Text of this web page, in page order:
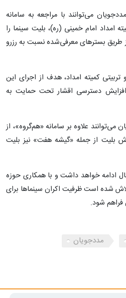
می‌توانند با مراجعه به سامانه
امداد امام خمینی (ره)، بلیت سینما را
طریق بسترهای معرفی‌شده نسبت به رزرو
کمیته امداد، هدف از اجرای این
دسترسی اقشار تحت حمایت به
علاوه بر سامانه «هم‌گروه»، از
بلیت از جمله «گیشه هفت» نیز بلیت
ادامه خواهد داشت و با همکاری حوزه
شده است ظرفیت اکران سینماها برای
فراهم شود.
مددجویان